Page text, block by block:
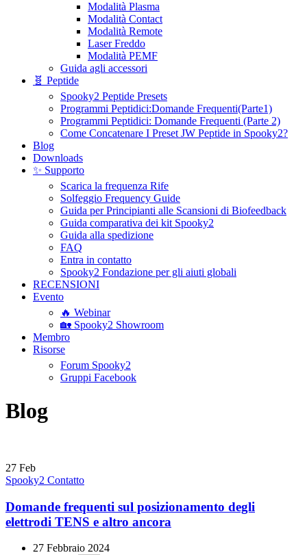
Modalità Plasma
Modalità Contact
Modalità Remote
Laser Freddo
Modalità PEMF
Guida agli accessori
🧬 Peptide
Spooky2 Peptide Presets
Programmi Peptidici:Domande Frequenti(Parte1)
Programmi Peptidici: Domande Frequenti (Parte 2)
Come Concatenare I Preset JW Peptide in Spooky2?
Blog
Downloads
✨ Supporto
Scarica la frequenza Rife
Solfeggio Frequency Guide
Guida per Principianti alle Scansioni di Biofeedback
Guida comparativa dei kit Spooky2
Guida alla spedizione
FAQ
Entra in contatto
Spooky2 Fondazione per gli aiuti globali
RECENSIONI
Evento
🔥 Webinar
🏡 Spooky2 Showroom
Membro
Risorse
Forum Spooky2
Gruppi Facebook
Blog
27 Feb
Spooky2 Contatto
Domande frequenti sul posizionamento degli
elettrodi TENS e altro ancora
27 Febbraio 2024